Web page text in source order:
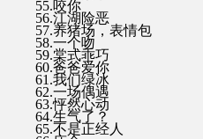
55.咬你
56.江湖险恶
57.养猪场，表情包
58.一个吻
59.棠式乖巧
60.爸爸爱你
61.我们绿冰
62.一场偶遇
63.怦然心动
64.生气了？
65.不是正经人